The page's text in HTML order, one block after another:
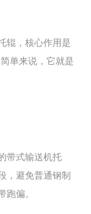
辊，核心作用是
单来说，它就是
带式输送机托
，避免普通钢制
跑偏。